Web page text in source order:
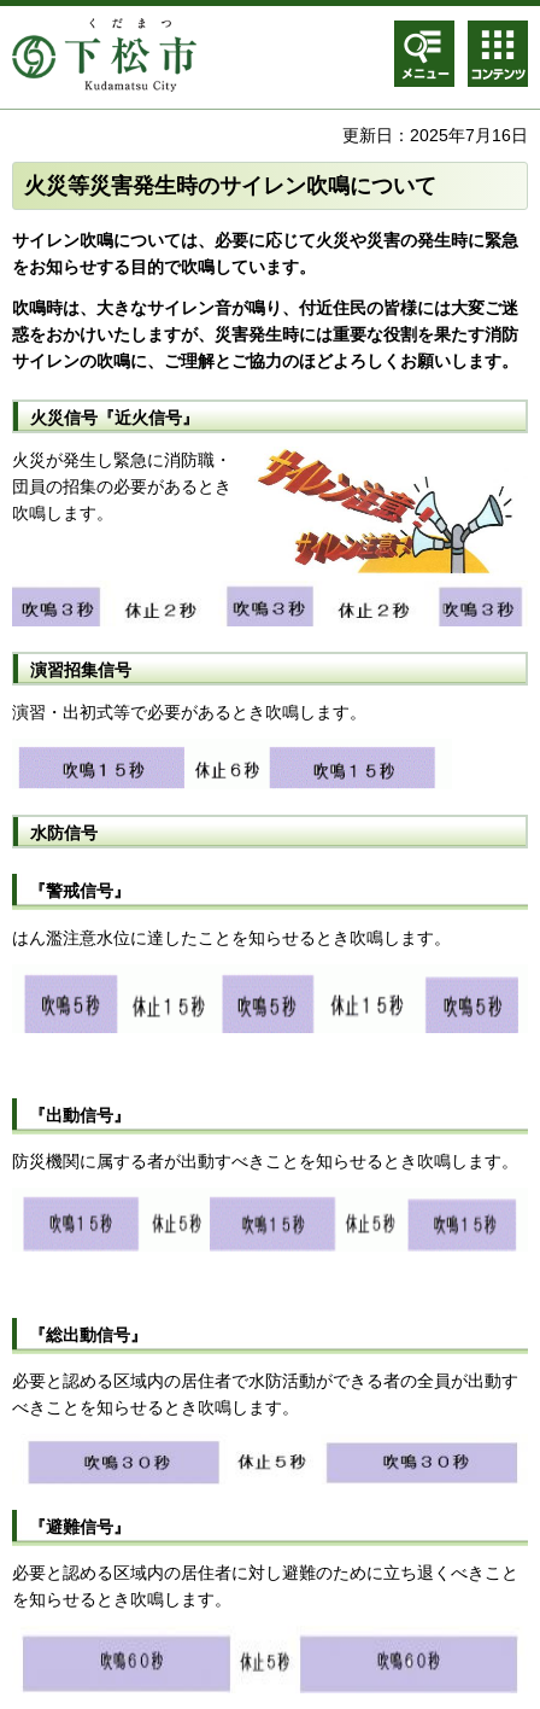
メニュ
ー
コンテ
ンツメ
ニュー
更新日：2025年7月16日
火災等災害発生時のサイレン吹鳴について
サイレン吹鳴については、必要に応じて火災や災害の発生時に緊急
をお知らせする目的で吹鳴しています。
吹鳴時は、大きなサイレン音が鳴り、付近住民の皆様には大変ご迷
惑をおかけいたしますが、災害発生時には重要な役割を果たす消防
サイレンの吹鳴に、ご理解とご協力のほどよろしくお願いします。
火災信号『近火信号』
火災が発生し緊急に消防職・
団員の招集の必要があるとき
吹鳴します。
演習招集信号
演習・出初式等で必要があるとき吹鳴します。
水防信号
『警戒信号』
はん濫注意水位に達したことを知らせるとき吹鳴します。
『出動信号』
防災機関に属する者が出動すべきことを知らせるとき吹鳴します。
『総出動信号』
必要と認める区域内の居住者で水防活動ができる者の全員が出動す
べきことを知らせるとき吹鳴します。
『避難信号』
必要と認める区域内の居住者に対し避難のために立ち退くべきこと
を知らせるとき吹鳴します。